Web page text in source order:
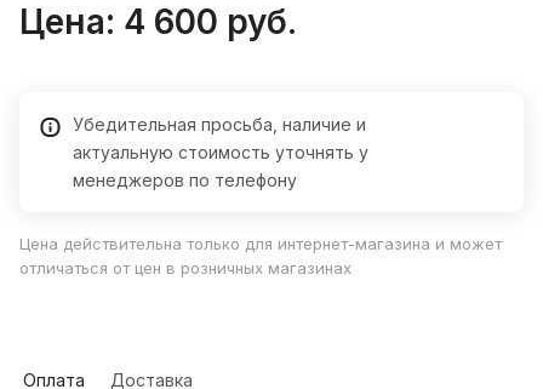
Цена: 4 600 руб.
Убедительная просьба, наличие и
актуальную стоимость уточнять у
менеджеров по телефону
Цена действительна только для интернет-магазина и может
отличаться от цен в розничных магазинах
Оплата Доставка